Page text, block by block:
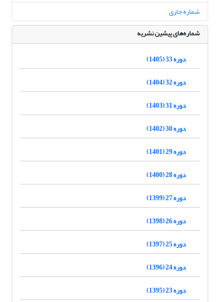
شماره جاری
شماره‌های پیشین نشریه
دوره 33 (1405)
دوره 32 (1404)
دوره 31 (1403)
دوره 30 (1402)
دوره 29 (1401)
دوره 28 (1400)
دوره 27 (1399)
دوره 26 (1398)
دوره 25 (1397)
دوره 24 (1396)
دوره 23 (1395)